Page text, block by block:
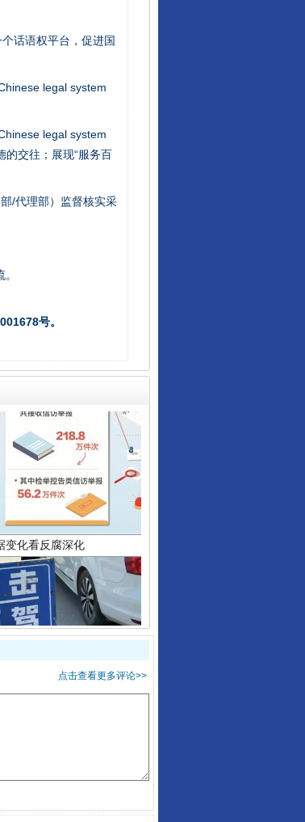
话语权平台，促进国
legal system
legal system
的交往；展现“服务百
/代理部）监督核实采
号。
变化看反腐深化
点击查看更多评论>>